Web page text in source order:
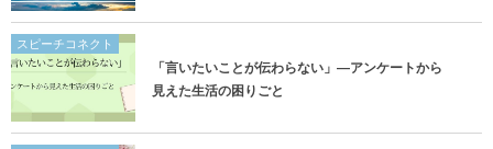
スピーチコネクト
「言いたいことが伝わらない」―アンケートから
見えた生活の困りごと